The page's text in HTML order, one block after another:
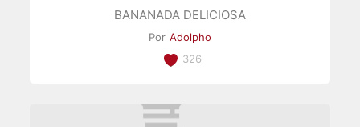
BANANADA DELICIOSA
Por Adolpho
326